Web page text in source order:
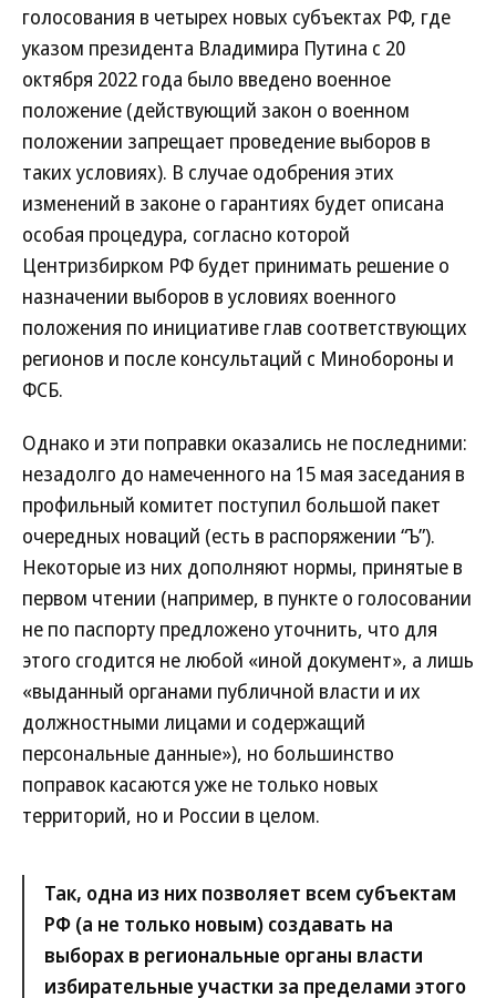
голосования в четырех новых субъектах РФ, где
указом президента Владимира Путина с 20
октября 2022 года было введено военное
положение (действующий закон о военном
положении запрещает проведение выборов в
таких условиях). В случае одобрения этих
изменений в законе о гарантиях будет описана
особая процедура, согласно которой
Центризбирком РФ будет принимать решение о
назначении выборов в условиях военного
положения по инициативе глав соответствующих
регионов и после консультаций с Минобороны и
ФСБ.
Однако и эти поправки оказались не последними:
незадолго до намеченного на 15 мая заседания в
профильный комитет поступил большой пакет
очередных новаций (есть в распоряжении “Ъ”).
Некоторые из них дополняют нормы, принятые в
первом чтении (например, в пункте о голосовании
не по паспорту предложено уточнить, что для
этого сгодится не любой «иной документ», а лишь
«выданный органами публичной власти и их
должностными лицами и содержащий
персональные данные»), но большинство
поправок касаются уже не только новых
территорий, но и России в целом.
Так, одна из них позволяет всем субъектам
РФ (а не только новым) создавать на
выборах в региональные органы власти
избирательные участки за пределами этого